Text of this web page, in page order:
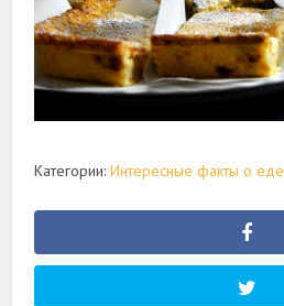
Категории:Интересные факты о еде